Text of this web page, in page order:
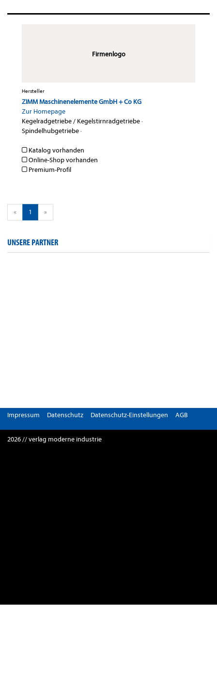
Firmenlogo
Hersteller
ZIMM Maschinenelemente GmbH + Co KG
Zur Homepage
Kegelradgetriebe / Kegelstirnradgetriebe·
Spindelhubgetriebe·
Katalog vorhanden
Online-Shop vorhanden
Premium-Profil
« 1 »
UNSERE PARTNER
Impressum Datenschutz Datenschutz-Einstellungen AGB
2026 // verlag moderne industrie